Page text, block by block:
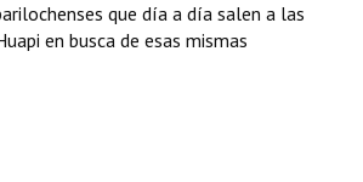
que día a día salen a las
en busca de esas mismas